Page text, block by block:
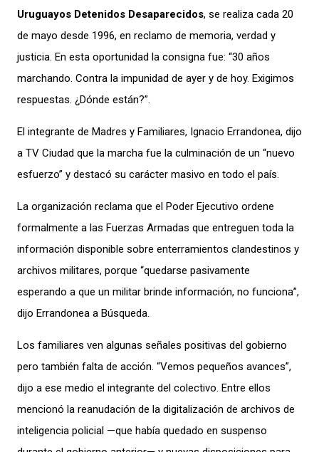
Uruguayos Detenidos Desaparecidos, se realiza cada 20
de mayo desde 1996, en reclamo de memoria, verdad y
justicia. En esta oportunidad la consigna fue: “30 años
marchando. Contra la impunidad de ayer y de hoy. Exigimos
respuestas. ¿Dónde están?”.
El integrante de Madres y Familiares, Ignacio Errandonea, dijo
a TV Ciudad que la marcha fue la culminación de un “nuevo
esfuerzo” y destacó su carácter masivo en todo el país.
La organización reclama que el Poder Ejecutivo ordene
formalmente a las Fuerzas Armadas que entreguen toda la
información disponible sobre enterramientos clandestinos y
archivos militares, porque “quedarse pasivamente
esperando a que un militar brinde información, no funciona”,
dijo Errandonea a Búsqueda.
Los familiares ven algunas señales positivas del gobierno
pero también falta de acción. “Vemos pequeños avances”,
dijo a ese medio el integrante del colectivo. Entre ellos
mencionó la reanudación de la digitalización de archivos de
inteligencia policial —que había quedado en suspenso